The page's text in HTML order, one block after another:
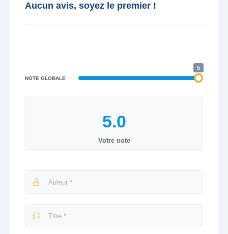
Aucun avis, soyez le premier !
NOTE GLOBALE
5
Votre note